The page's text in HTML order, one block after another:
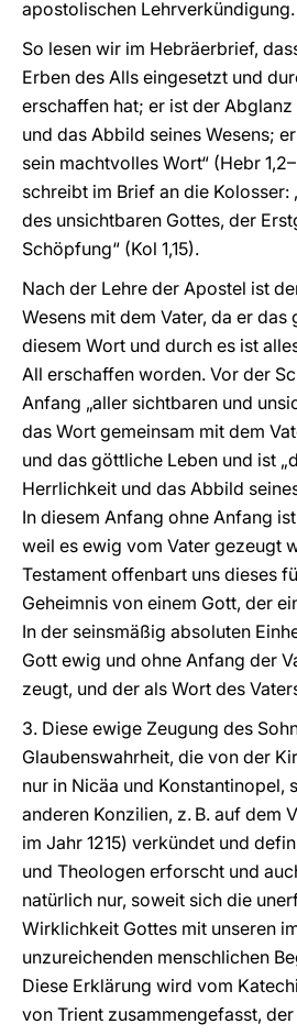
apostolischen Lehrverkündigung.
So lesen wir im Hebräerbrief,
Erben des Alls eingesetzt und
erschaffen hat; er ist der
und das Abbild seines Wesens;
sein machtvolles Wort“ (Hebr
schreibt im Brief an die Kolosser:
des unsichtbaren Gottes, der
Schöpfung“ (Kol 1,15).
Nach der Lehre der Apostel ist
Wesens mit dem Vater, da er
diesem Wort und durch es ist
All erschaffen worden. Vor der
Anfang „aller sichtbaren und
das Wort gemeinsam mit dem
und das göttliche Leben und ist
Herrlichkeit und das Abbild
In diesem Anfang ohne Anfang
weil es ewig vom Vater gezeugt
Testament offenbart uns dieses
Geheimnis von einem Gott, der
In der seinsmäßig absoluten
Gott ewig und ohne Anfang der
zeugt, und der als Wort des
3. Diese ewige Zeugung des
Glaubenswahrheit, die von der
nur in Nicäa und Konstantinopel,
anderen Konzilien, z. B. auf dem
im Jahr 1215) verkündet und
und Theologen erforscht und
natürlich nur, soweit sich die
Wirklichkeit Gottes mit unseren
unzureichenden menschlichen
Diese Erklärung wird vom
von Trient zusammengefasst,